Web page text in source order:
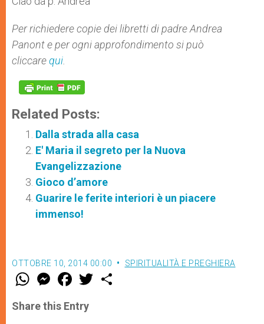
Per richiedere copie dei libretti di padre Andrea
Panont e per ogni approfondimento si può
cliccarequi
Related Posts:
Dalla strada alla casa
E' Maria il segreto per la Nuova
Evangelizzazione
Gioco d’amore
Guarire le ferite interiori è un piacere
immenso!
OTTOBRE 10, 2014 00:00 SPIRITUALITÀ E PREGHIERA
W
t
s
M
e
s
e
F
a
e
b
w
Share this Entry